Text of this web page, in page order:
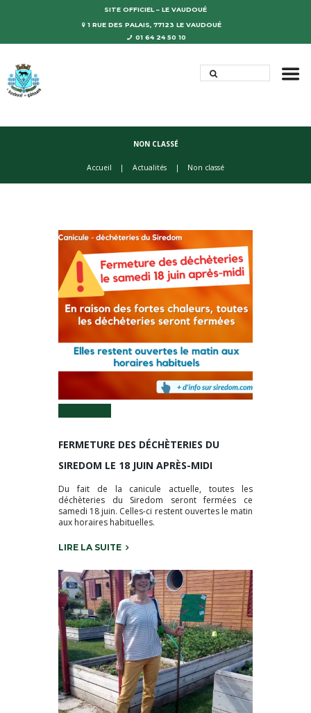
SITE OFFICIEL – LE VAUDOUÉ
1 RUE DES PALAIS, 77123 LE VAUDOUÉ
01 64 24 50 10
NON CLASSÉ
Accueil Actualités Non classé
FERMETURE DES DÉCHÈTERIES DU
SIREDOM LE 18 JUIN APRÈS-MIDI
Du fait de la canicule actuelle, toutes les
déchèteries du Siredom seront fermées ce
samedi 18 juin. Celles-ci restent ouvertes le matin
aux horaires habituelles.
LIRE LA SUITE